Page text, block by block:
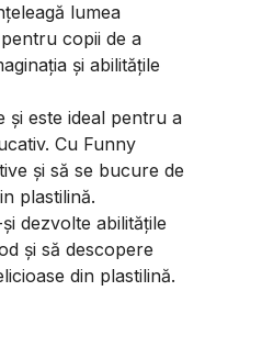
lumea
copii de a
și abilitățile
și este ideal pentru a
Cu Funny
și să se bucure de
plastilină.
dezvolte abilitățile
și să descopere
din plastilină.